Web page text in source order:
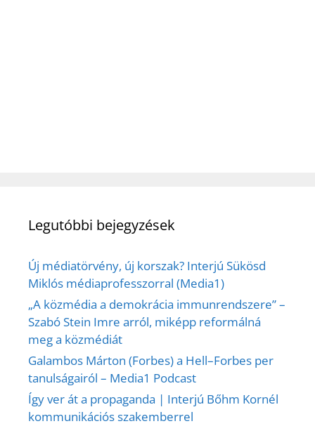
Legutóbbi bejegyzések
Új médiatörvény, új korszak? Interjú Sükösd
Miklós médiaprofesszorral (Media1)
„A közmédia a demokrácia immunrendszere” –
Szabó Stein Imre arról, miképp reformálná
meg a közmédiát
Galambos Márton (Forbes) a Hell–Forbes per
tanulságairól – Media1 Podcast
Így ver át a propaganda | Interjú Bőhm Kornél
kommunikációs szakemberrel